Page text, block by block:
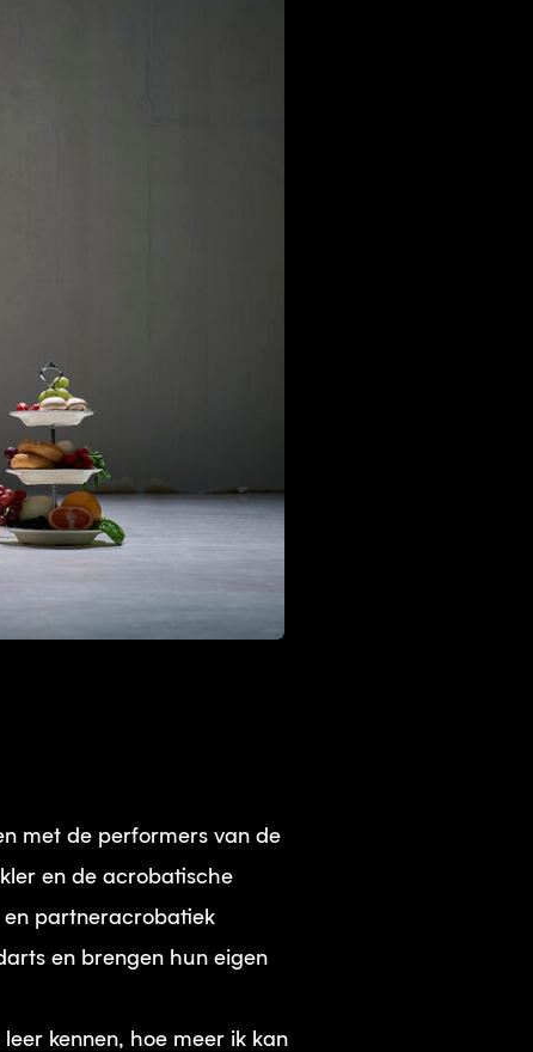
met de performers van de
en de acrobatische
en partneracrobatiek
en brengen hun eigen
kennen, hoe meer ik kan